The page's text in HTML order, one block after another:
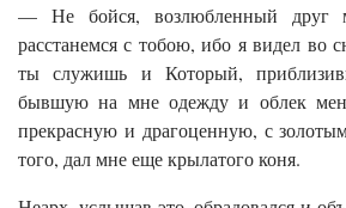
— Не бойся, возлюбленный
расстанемся с тобою, ибо я видел во
ты служишь и Который,
бывшую на мне одежду и облек
прекрасную и драгоценную, с
того, дал мне еще крылатого коня.